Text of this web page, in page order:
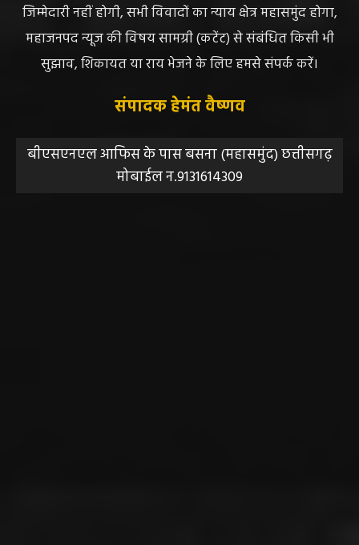
जिम्मेदारी नहीं होगी, सभी विवादों का न्याय क्षेत्र महासमुंद होगा,
महाजनपद न्यूज की विषय सामग्री (कटेंट) से संबंधित किसी भी
सुझाव, शिकायत या राय भेजने के लिए हमसे संपर्क करें।
संपादक हेमंत वैष्णव
बीएसएनएल आफिस के पास बसना (महासमुंद) छत्तीसगढ़
मोबाईल न.9131614309